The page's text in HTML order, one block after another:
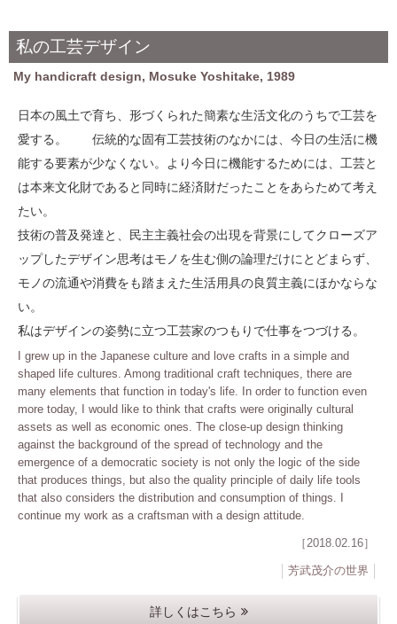
私の工芸デザイン
My handicraft design, Mosuke Yoshitake, 1989
日本の風土で育ち、形づくられた簡素な生活文化のうちで工芸を
愛する。 伝統的な固有工芸技術のなかには、今日の生活に機
能する要素が少なくない。より今日に機能するためには、工芸と
は本来文化財であると同時に経済財だったことをあらためて考え
たい。
技術の普及発達と、民主主義社会の出現を背景にしてクローズア
ップしたデザイン思考はモノを生む側の論理だけにとどまらず、
モノの流通や消費をも踏まえた生活用具の良質主義にほかならな
い。
私はデザインの姿勢に立つ工芸家のつもりで仕事をつづける。
I grew up in the Japanese culture and love crafts in a simple and
shaped life cultures. Among traditional craft techniques, there are
many elements that function in today's life. In order to function even
more today, I would like to think that crafts were originally cultural
assets as well as economic ones. The close-up design thinking
against the background of the spread of technology and the
emergence of a democratic society is not only the logic of the side
that produces things, but also the quality principle of daily life tools
that also considers the distribution and consumption of things. I
continue my work as a craftsman with a design attitude.
［2018.02.16］
芳武茂介の世界
詳しくはこちら